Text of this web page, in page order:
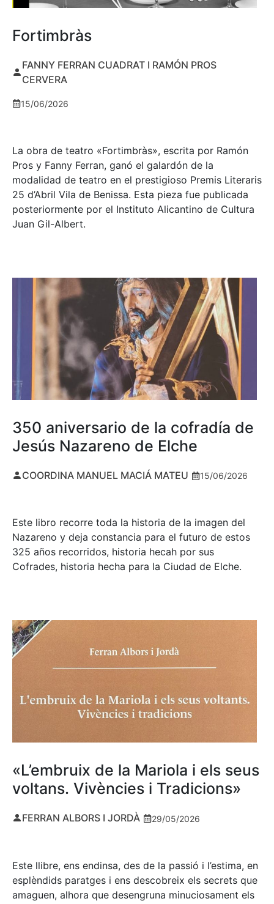
Fortimbràs
FANNY FERRAN CUADRAT I RAMÓN PROS
CERVERA
15/06/2026
La obra de teatro «Fortimbràs», escrita por Ramón
Pros y Fanny Ferran, ganó el galardón de la
modalidad de teatro en el prestigioso Premis Literaris
25 d’Abril Vila de Benissa. Esta pieza fue publicada
posteriormente por el Instituto Alicantino de Cultura
Juan Gil-Albert.
350 aniversario de la cofradía de
Jesús Nazareno de Elche
COORDINA MANUEL MACIÁ MATEU 15/06/2026
Este libro recorre toda la historia de la imagen del
Nazareno y deja constancia para el futuro de estos
325 años recorridos, historia hecah por sus
Cofrades, historia hecha para la Ciudad de Elche.
«L’embruix de la Mariola i els seus
voltans. Vivències i Tradicions»
FERRAN ALBORS I JORDÀ 29/05/2026
Este llibre, ens endinsa, des de la passió i l’estima, en
esplèndids paratges i ens descobreix els secrets que
amaguen, alhora que desengruna minuciosament els